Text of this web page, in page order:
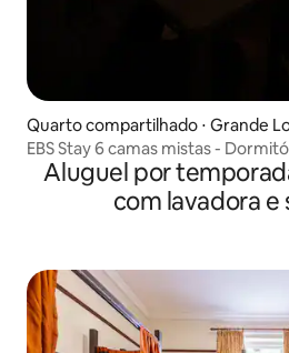
Quarto compartilhado ⋅ Grande
EBS Stay 6 camas mistas -
Aluguel por
com lavadora e